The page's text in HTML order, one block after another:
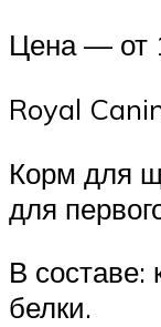
Цена — от
Royal
Корм для
для
В составе:
белки.